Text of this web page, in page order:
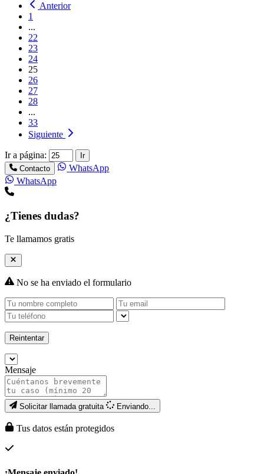
Anterior
1
...
22
23
24
25
26
27
28
...
33
Siguiente
Ir a página:
Ir
Contacto
WhatsApp
WhatsApp
¿Tienes dudas?
Te llamamos gratis
No se ha enviado el formulario
Reintentar
Mensaje
Solicitar llamada gratuita Enviando...
Tus datos están protegidos